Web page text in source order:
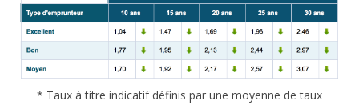
* Taux à titre indicatif définis par une moyenne de taux